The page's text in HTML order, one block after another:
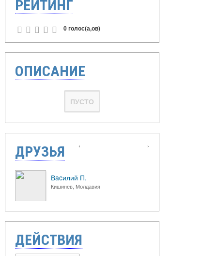
РЕЙТИНГ
0 голос(а,ов)
ОПИСАНИЕ
ПУСТО
ДРУЗЬЯ ‹ ›
Вacилий П.
Кишинев, Молдавия
ДЕЙСТВИЯ